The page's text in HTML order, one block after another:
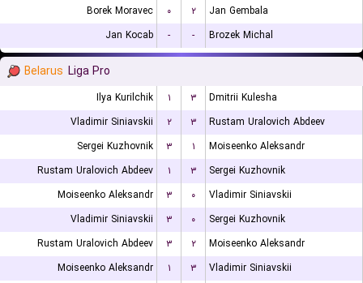
Borek Moravec
۰ ۲
Jan Gembala
Jan Kocab
- - Brozek Michal
Belarus Liga Pro
Ilya Kurilchik ۱ ۳
Dmitrii Kulesha
Vladimir Siniavskii
۲ ۳
Rustam Uralovich Abdeev
Sergei Kuzhovnik
۳ ۱
Moiseenko Aleksandr
Rustam Uralovich Abdeev
۱ ۳
Sergei Kuzhovnik
Moiseenko Aleksandr
۳ ۰
Vladimir Siniavskii
Vladimir Siniavskii
۳ ۰
Sergei Kuzhovnik
Rustam Uralovich Abdeev
۳ ۲
Moiseenko Aleksandr
Moiseenko Aleksandr
۱ ۳
Vladimir Siniavskii